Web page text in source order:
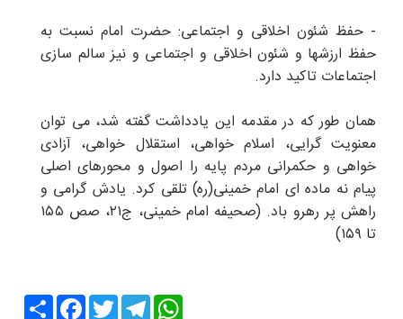
- حفظ شئون اخلاقی و اجتماعی: حضرت امام نسبت به
حفظ ارزشها و شئون اخلاقی و اجتماعی و نیز سالم سازی
اجتماعات تاکید دارد.
همان طور که در مقدمه این یادداشت گفته شد، می توان
معنویت گرایی، اسلام خواهی، استقلال خواهی، آزادی
خواهی و حکمرانی مردم پایه را اصول و محورهای اصلی
پیام نه ماده ای امام خمینی(ره) تلقی کرد. یادش گرامی و
راهش پر رهرو باد. (صحیفه امام خمینی، ج۲۱، صص ۱۵۵
تا ۱۵۹)
Share
FacebookTwitter
Telegram
WhatsApp